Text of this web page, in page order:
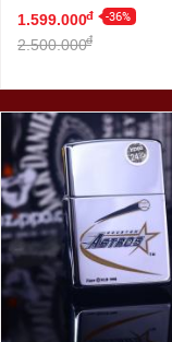
1.599.000đ -36%
2.500.000đ